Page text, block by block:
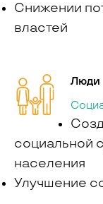
Снижении
властей
Люди
социальной
населения
Улучшение